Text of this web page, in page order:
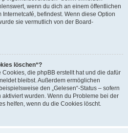
wenn du dich an einem öffentlichen
befindest. Wenn diese Option
sie vermutlich von der Board-
löschen“?
Cookies, die phpBB erstellt hat und die dafür
bleibst. Außerdem ermöglichen
den „Gelesen“-Status – sofern
wurden. Wenn du Probleme bei der
helfen, wenn du die Cookies löscht.